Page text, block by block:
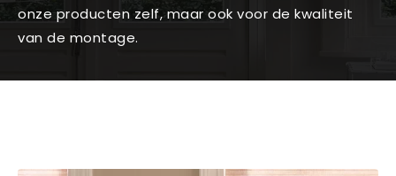
onze producten zelf, maar ook voor de kwaliteit
van de montage.